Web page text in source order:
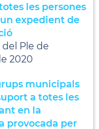
les persones
expedient de
del Ple de
2020
municipals
a totes les
en la
provocada per